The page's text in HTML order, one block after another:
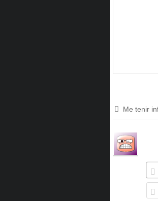
Me tenir